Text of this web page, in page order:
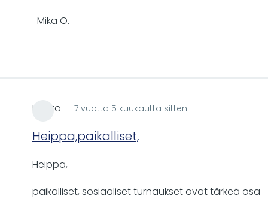
-Mika O.
Kauko 7 vuotta 5 kuukautta sitten
Heippa,paikalliset,
Heippa,
paikalliset, sosiaaliset turnaukset ovat tärkeä osa